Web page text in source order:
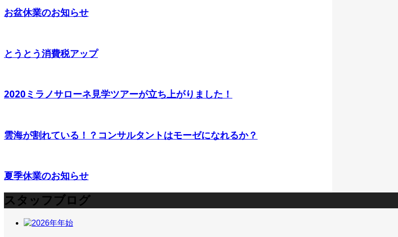
お盆休業のお知らせ
とうとう消費税アップ
2020ミラノサローネ見学ツアーが立ち上がりました！
雲海が割れている！？コンサルタントはモーゼになれるか？
夏季休業のお知らせ
スタッフブログ